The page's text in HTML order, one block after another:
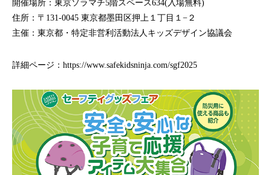
開催場所：東京ソラマチ5階スペース634(入場無料)
住所：〒131-0045 東京都墨田区押上１丁目１−２
主催：東京都・特定非営利活動法人キッズデザイン協議会
詳細ページ： https://www.safekidsninja.com/sgf2025